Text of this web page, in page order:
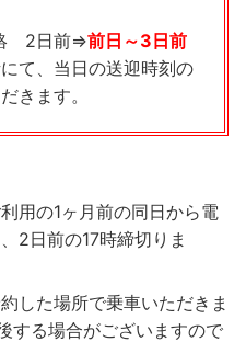
2日前⇒前日～3日前
にて、当日の送迎時刻の
きます。
用の1ヶ月前の同日から電
2日前の17時締切りま
した場所で乗車いただきま
する場合がございますので